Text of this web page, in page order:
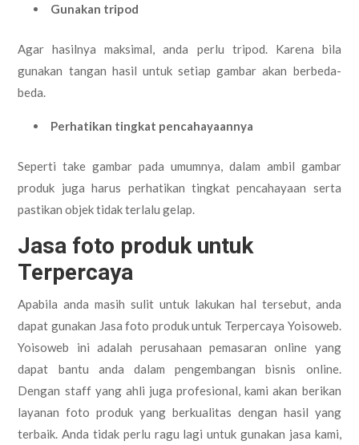
Gunakan tripod
Agar hasilnya maksimal, anda perlu tripod. Karena bila
gunakan tangan hasil untuk setiap gambar akan berbeda-
beda.
Perhatikan tingkat pencahayaannya
Seperti take gambar pada umumnya, dalam ambil gambar
produk juga harus perhatikan tingkat pencahayaan serta
pastikan objek tidak terlalu gelap.
Jasa foto produk untuk
Terpercaya
Apabila anda masih sulit untuk lakukan hal tersebut, anda
dapat gunakan Jasa foto produk untuk Terpercaya Yoisoweb.
Yoisoweb ini adalah perusahaan pemasaran online yang
dapat bantu anda dalam pengembangan bisnis online.
Dengan staff yang ahli juga profesional, kami akan berikan
layanan foto produk yang berkualitas dengan hasil yang
terbaik. Anda tidak perlu ragu lagi untuk gunakan jasa kami,